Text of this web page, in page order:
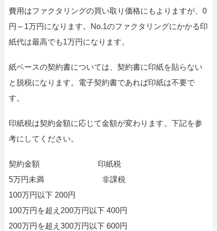
費用はファクタリングの買い取り価格にもよりますが、0
円～1万円になります。No.1のファクタリングにかかる印
紙代は最高でも1万円になります。
紙ベースの契約書については、契約書に印紙を貼らない
と脱税になります。電子契約書であれば印紙は不要で
す。
印紙税は契約金額に応じて金額が変わります。下記を参
考にしてください。
契約金額 印紙税
5万円未満 非課税
100万円以下 200円
100万円を超え200万円以下 400円
200万円を超え300万円以下 600円